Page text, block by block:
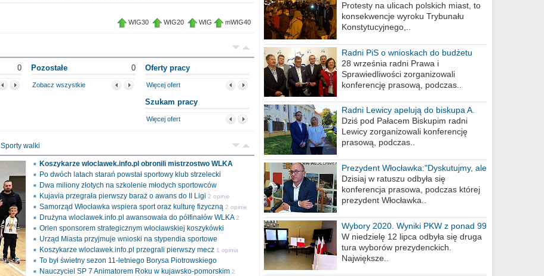
WIG30 WIG20 WIG mWIG40
0 Pozostałe 0
Zobacz wszystkie
Oferty pracy
Więcej ofert
Szukam pracy
Więcej ofert
Sporty walki
Koszykarze wloclawek.info.pl obronili mistrzostwo WLKA
Po dwóch latach starań powstał sportowy klub strzelecki
Dwa miliony złotych na szkolenie młodych sportowców
Kujavia przegrała pierwszy baraż o awans do II Ligi 2 opinie
Samorząd Włocławka wspiera sport oraz kulturę fizyczną 2 opinie
Drużyna wloclawek.info.pl awansowała do półfinałów WLKA 2
opinie
Orlen sponsorem strategicznym włocławskiej koszykówki
Urząd Miasta przyjmuje wnioski na stypendia sportowe
Koszykarze wloclawek.info.pl przegrali pierwszy mecz 1 opinia
To był świetny sezon 11-letniego Borysa Piotrowskiego
Nauczyciel SP 7 Animatorem Roku w kujawsko-pomorskim 2
biurem poselskim PiS
Protesty na ulicach polskich miast, to
konsekwencje wyroku Trybunału
Konstytucyjnego,..
Radni PiS o wnioskach do budżetu
miasta na 2021 rok
28 września radni Prawa i
Sprawiedliwości zorganizowali
konferencję prasową, podczas..
Radni Lewicy apelują do biskupa A.
Wiesława Meringa
Dziś pod Pałacem Biskupim radni
Lewicy zorganizowali konferencję
prasową, podczas..
Prezydent Włocławka:"Dyskutujmy, ale
nie obrażajmy się”
Dzisiaj w ratuszu odbyła się
konferencja prasowa, podczas której
prezydent Włocławka..
Wybory 2020. Wyniki PKW z ponad 99
procent obwodów
W niedzielę 12 lipca odbyła się druga
tura wyborów prezydenckich.
Największe..